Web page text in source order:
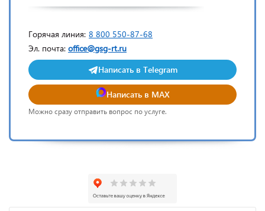
Горячая линия: 8 800 550-87-68
Эл. почта: office@gsg-rt.ru
Написать в Telegram
Написать в MAX
Можно сразу отправить вопрос по услуге.